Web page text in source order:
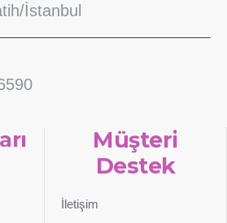
İstanbul
Müşteri
Destek
İletişim